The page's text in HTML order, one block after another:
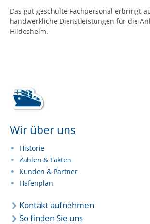
Das gut geschulte Fachpersonal erbringt
handwerkliche Dienstleistungen für die
Hildesheim.
Wir über uns
Historie
Zahlen & Fakten
Kunden & Partner
Hafenplan
Kontakt aufnehmen
So finden Sie uns